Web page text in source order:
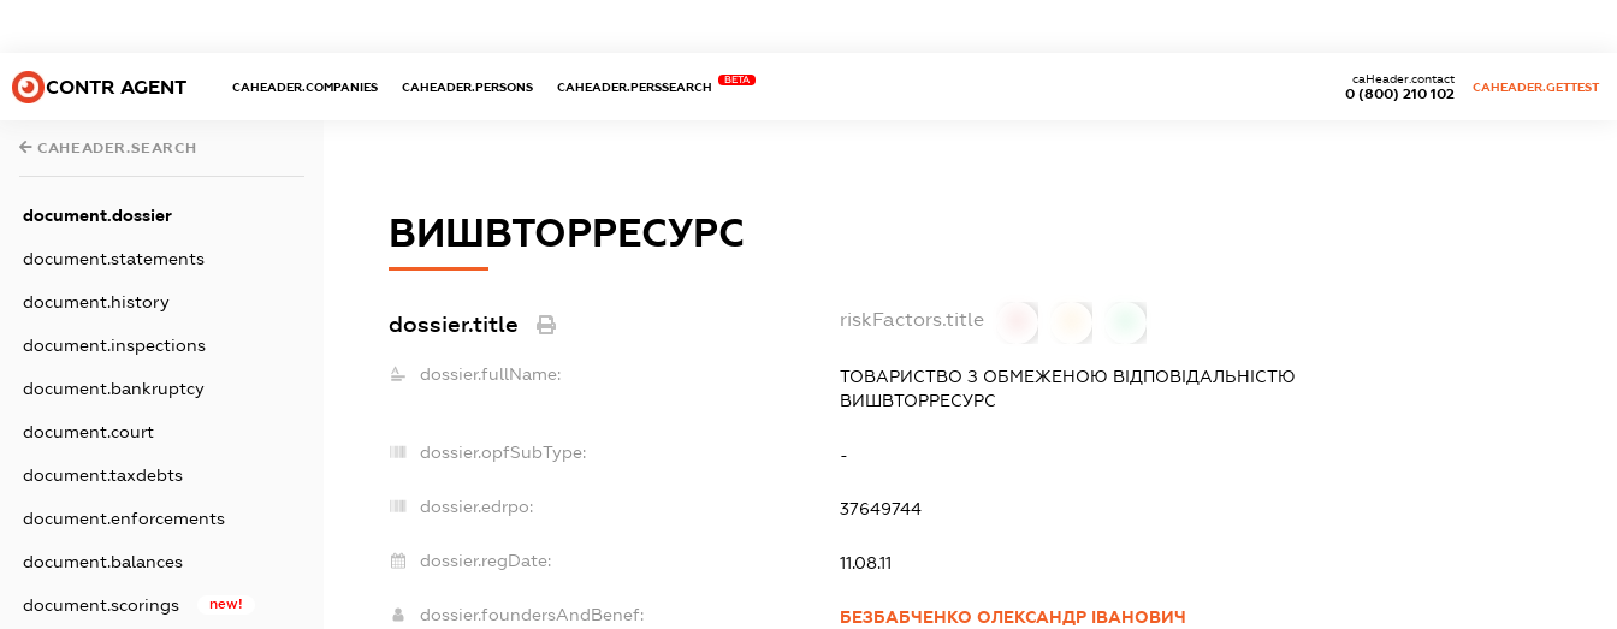
CONTR AGENT CAHEADER.COMPANIES CAHEADER.PERSONS CAHEADER.PERSSEARCH
BETA
0 (800) 210 102
caHeader.contact
CAHEADER.GETTEST
CAHEADER.SEARCH
document.dossier
document.statements
document.history
document.inspections
document.bankruptcy
document.court
document.taxdebts
document.enforcements
document.balances
document.scorings new!
ВИШВТОРРЕСУРС
dossier.title riskFactors.title
dossier.fullName:
ТОВАРИСТВО З ОБМЕЖЕНОЮ ВІДПОВІДАЛЬНІСТЮ
ВИШВТОРРЕСУРС
dossier.opfSubType: -
dossier.edrpo: 37649744
dossier.regDate: 11.08.11
dossier.foundersAndBenef:
БЕЗБАБЧЕНКО ОЛЕКСАНДР ІВАНОВИЧ